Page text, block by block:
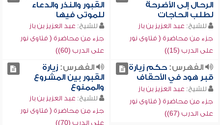
الرحال إلى الأضرحة
لطلب الحاجات
للشيخ: عبد العزيز بن باز
جزء من محاضرة ( فتاوى نور
على الدرب (15))
القبور والنذر والدعاء
للموتى فيها
للشيخ: عبد العزيز بن باز
جزء من محاضرة ( فتاوى نور
على الدرب (60))
الفهرس:حكم زيارة
قبر هود في الأحقاف
للشيخ: عبد العزيز بن باز
جزء من محاضرة ( فتاوى نور
على الدرب (67))
الفهرس:زيارة
القبور بين المشروع
والممنوع
للشيخ: عبد العزيز بن باز
جزء من محاضرة ( فتاوى نور
على الدرب (70))